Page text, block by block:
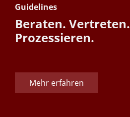
Guidelines
Beraten. Vertreten.
Prozessieren.
Mehr erfahren